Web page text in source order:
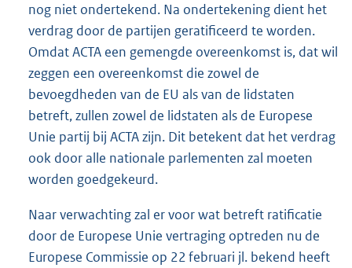
nog niet ondertekend. Na ondertekening dient het
verdrag door de partijen geratificeerd te worden.
Omdat ACTA een gemengde overeenkomst is, dat wil
zeggen een overeenkomst die zowel de
bevoegdheden van de EU als van de lidstaten
betreft, zullen zowel de lidstaten als de Europese
Unie partij bij ACTA zijn. Dit betekent dat het verdrag
ook door alle nationale parlementen zal moeten
worden goedgekeurd.
Naar verwachting zal er voor wat betreft ratificatie
door de Europese Unie vertraging optreden nu de
Europese Commissie op 22 februari jl. bekend heeft